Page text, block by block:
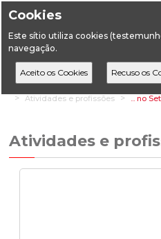
Cookies
Este sítio utiliza cookies
navegação.
HomeÁreas Setoriais Energia
Atividades e profissões
... no
Atividades e